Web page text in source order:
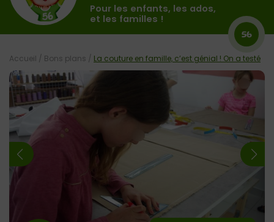
Pour les enfants, les ados,
et les familles !
56
Accueil / Bons plans / La couture en famille, c’est génial ! On a testé